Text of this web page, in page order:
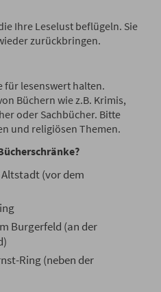
Ihre Leselust beflügeln. Sie
zurückbringen.
für lesenswert halten.
Büchern wie z.B. Krimis,
oder Sachbücher. Bitte
und religiösen Themen.
(vor dem
Burgerfeld (an der
Ring (neben der